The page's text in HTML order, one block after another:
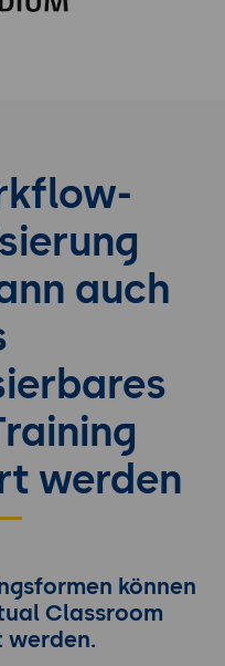
auch
werden
können
Classroom
werden.